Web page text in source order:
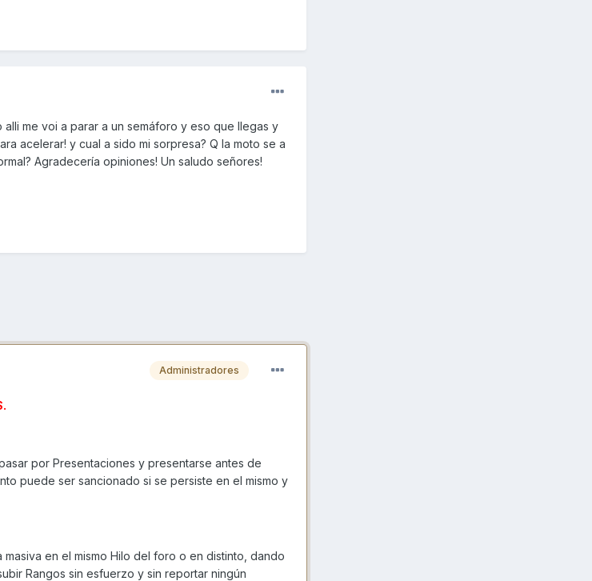
me voi a parar a un semáforo y eso que llegas y
acelerar! y cual a sido mi sorpresa? Q la moto se a
Agradecería opiniones! Un saludo señores!
Administradores
por Presentaciones y presentarse antes de
puede ser sancionado si se persiste en el mismo y
en el mismo Hilo del foro o en distinto, dando
Rangos sin esfuerzo y sin reportar ningún